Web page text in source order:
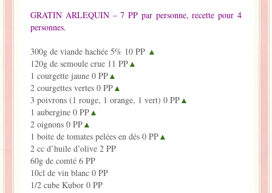
GRATIN ARLEQUIN – 7 PP par personne, recette pour 4
personnes.
300g de viande hachée 5% 10 PP ▲
120g de semoule crue 11 PP▲
1 courgette jaune 0 PP▲
2 courgettes vertes 0 PP▲
3 poivrons (1 rouge, 1 orange, 1 vert) 0 PP▲
1 aubergine 0 PP▲
2 oignons 0 PP▲
1 boite de tomates pelées en dés 0 PP▲
2 cc d’huile d’olive 2 PP
60g de comté 6 PP
10cl de vin blanc 0 PP
1/2 cube Kubor 0 PP